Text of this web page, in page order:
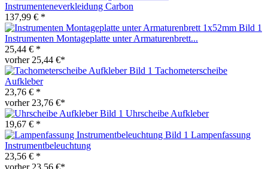
Instrumenteneverkleidung Carbon
137,99 € *
Instrumenten Montageplatte unter Armaturenbrett...
25,44 € *
vorher 25,44 €*
Tachometerscheibe
Aufkleber
23,76 € *
vorher 23,76 €*
Uhrscheibe Aufkleber
19,67 € *
Lampenfassung
Instrumentbeleuchtung
23,56 € *
vorher 23,56 €*